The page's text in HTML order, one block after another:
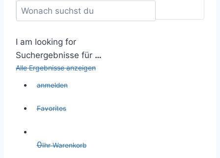
I am looking for
Suchergebnisse für …
Alle Ergebnisse anzeigen
anmelden
Favorites
0Ihr Warenkorb